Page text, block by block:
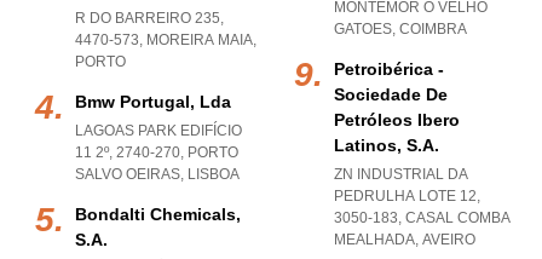
R DO BARREIRO 235,
4470-573, MOREIRA MAIA,
PORTO
Bmw Portugal, Lda
LAGOAS PARK EDIFÍCIO
11 2º, 2740-270, PORTO
SALVO OEIRAS, LISBOA
Bondalti Chemicals,
S.a.
MONTEMOR O VELHO
GATOES, COIMBRA
Petroibérica -
Sociedade De
Petróleos Ibero
Latinos, S.a.
ZN INDUSTRIAL DA
PEDRULHA LOTE 12,
3050-183, CASAL COMBA
MEALHADA, AVEIRO